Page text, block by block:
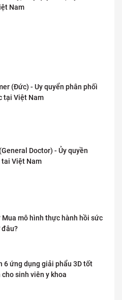
Nam
(Đức) - Uy quyển phân phối
tại Việt Nam
Doctor) - Ủy quyền
tai Việt Nam
Mua mô hình thực hành hồi sức
đâu?
6 ứng dụng giải phẩu 3D tốt
sinh viên y khoa